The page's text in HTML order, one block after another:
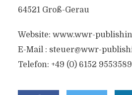
64521 Groß-Gerau
Website: www.wwr-
E-Mail : steuer@wwr-
Telefon: +49 (0) 6152 9553589